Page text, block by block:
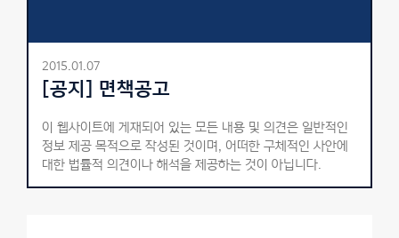
2015.01.07
[공지] 면책공고
이 웹사이트에 게재되어 있는 모든 내용 및 의견은 일반적인
정보 제공 목적으로 작성된 것이며, 어떠한 구체적인 사안에
대한 법률적 의견이나 해석을 제공하는 것이 아닙니다.